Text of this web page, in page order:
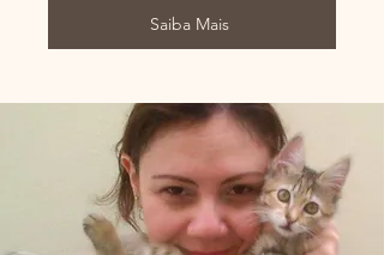
Saiba Mais